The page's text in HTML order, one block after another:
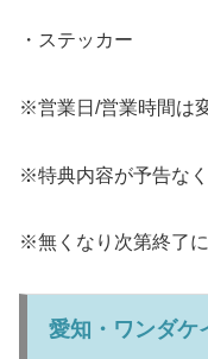
・ステッカー
※営業日/営業時間は
※特典内容が予告な
※無くなり次第終了
愛知・ワンダケ